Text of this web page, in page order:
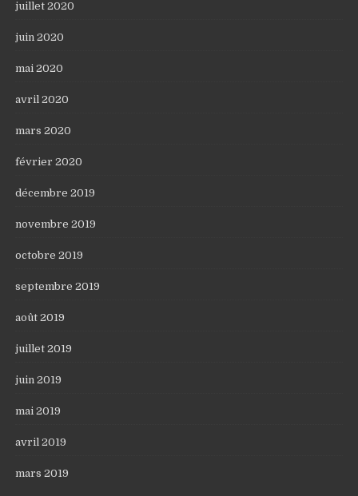
juillet 2020
juin 2020
mai 2020
avril 2020
mars 2020
février 2020
décembre 2019
novembre 2019
octobre 2019
septembre 2019
août 2019
juillet 2019
juin 2019
mai 2019
avril 2019
mars 2019